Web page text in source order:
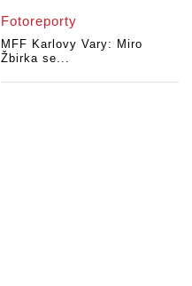
Fotoreporty
MFF Karlovy Vary: Miro
Žbirka se...